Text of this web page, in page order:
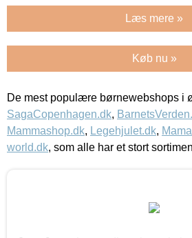
Læs mere »
Køb nu »
De mest populære børnewebshops i
SagaCopenhagen.dk,
Mammashop.dk, Legehjulet.dk,
world.dk, som alle har et stort